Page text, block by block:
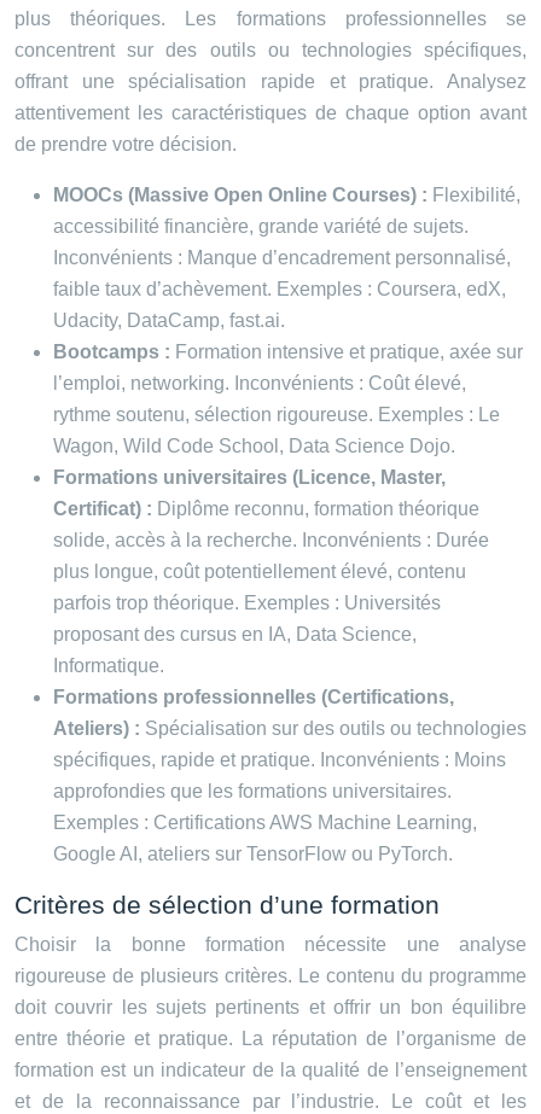
plus théoriques. Les formations professionnelles se
concentrent sur des outils ou technologies spécifiques,
offrant une spécialisation rapide et pratique. Analysez
attentivement les caractéristiques de chaque option avant
de prendre votre décision.
MOOCs (Massive Open Online Courses) : Flexibilité,
accessibilité financière, grande variété de sujets.
Inconvénients : Manque d’encadrement personnalisé,
faible taux d’achèvement. Exemples : Coursera, edX,
Udacity, DataCamp, fast.ai.
Bootcamps : Formation intensive et pratique, axée sur
l’emploi, networking. Inconvénients : Coût élevé,
rythme soutenu, sélection rigoureuse. Exemples : Le
Wagon, Wild Code School, Data Science Dojo.
Formations universitaires (Licence, Master,
Certificat) : Diplôme reconnu, formation théorique
solide, accès à la recherche. Inconvénients : Durée
plus longue, coût potentiellement élevé, contenu
parfois trop théorique. Exemples : Universités
proposant des cursus en IA, Data Science,
Informatique.
Formations professionnelles (Certifications,
Ateliers) : Spécialisation sur des outils ou technologies
spécifiques, rapide et pratique. Inconvénients : Moins
approfondies que les formations universitaires.
Exemples : Certifications AWS Machine Learning,
Google AI, ateliers sur TensorFlow ou PyTorch.
Critères de sélection d’une formation
Choisir la bonne formation nécessite une analyse
rigoureuse de plusieurs critères. Le contenu du programme
doit couvrir les sujets pertinents et offrir un bon équilibre
entre théorie et pratique. La réputation de l’organisme de
formation est un indicateur de la qualité de l’enseignement
et de la reconnaissance par l’industrie. Le coût et les